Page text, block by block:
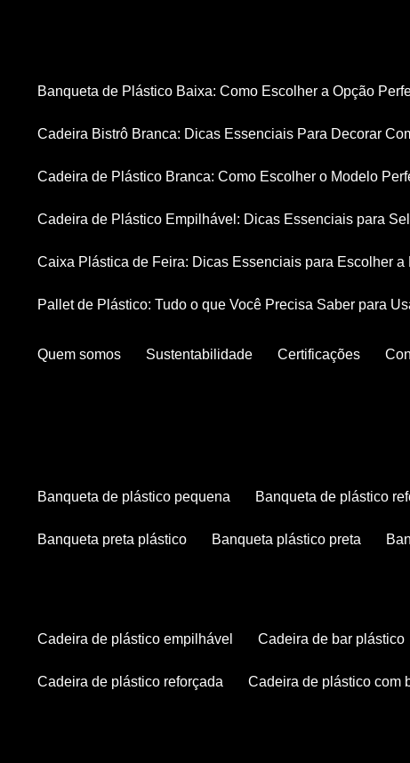
Banqueta de Plástico Baixa: Como Escolher a Opção
Cadeira Bistrô Branca: Dicas Essenciais Para Decorar
Cadeira de Plástico Branca: Como Escolher o Modelo
Cadeira de Plástico Empilhável: Dicas Essenciais para
Caixa Plástica de Feira: Dicas Essenciais para Escolher
Pallet de Plástico: Tudo o que Você Precisa Saber para
Quem somos Sustentabilidade Certificações
banqueta de plástico pequena banqueta de plástico
banqueta preta plástico banqueta plástico preta
cadeira de plástico empilhável cadeira de bar plástico
cadeira de plástico reforçada cadeira de plástico com